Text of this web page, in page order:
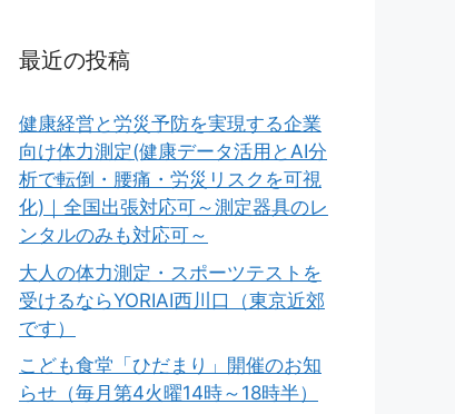
最近の投稿
健康経営と労災予防を実現する企業
向け体力測定(健康データ活用とAI分
析で転倒・腰痛・労災リスクを可視
化)｜全国出張対応可～測定器具のレ
ンタルのみも対応可～
大人の体力測定・スポーツテストを
受けるならYORIAI西川口（東京近郊
です）
こども食堂「ひだまり」開催のお知
らせ（毎月第4火曜14時～18時半）